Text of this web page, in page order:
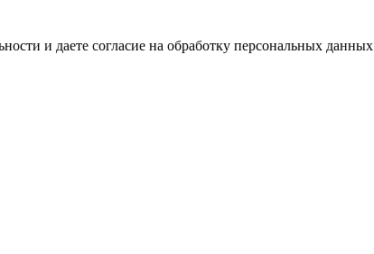
и даете согласие на обработку персональных данных